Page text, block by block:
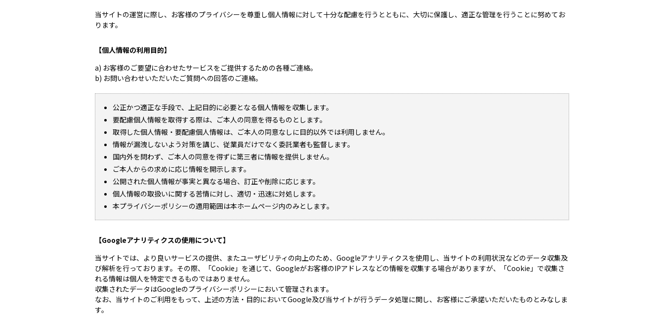
当サイトの運営に際し、お客様のプライバシーを尊重し個人情報に対して十分な配慮を行うとともに、大切に保護し、適正な管理を行うことに努めてお
ります。
【個人情報の利用目的】
a) お客様のご要望に合わせたサービスをご提供するための各種ご連絡。
b) お問い合わせいただいたご質問への回答のご連絡。
公正かつ適正な手段で、上記目的に必要となる個人情報を収集します。
要配慮個人情報を取得する際は、ご本人の同意を得るものとします。
取得した個人情報・要配慮個人情報は、ご本人の同意なしに目的以外では利用しません。
情報が漏洩しないよう対策を講じ、従業員だけでなく委託業者も監督します。
国内外を問わず、ご本人の同意を得ずに第三者に情報を提供しません。
ご本人からの求めに応じ情報を開示します。
公開された個人情報が事実と異なる場合、訂正や削除に応じます。
個人情報の取扱いに関する苦情に対し、適切・迅速に対処します。
本プライバシーポリシーの適用範囲は本ホームページ内のみとします。
【Googleアナリティクスの使用について】
当サイトでは、より良いサービスの提供、またユーザビリティの向上のため、Googleアナリティクスを使用し、当サイトの利用状況などのデータ収集及
び解析を行っております。その際、「Cookie」を通じて、Googleがお客様のIPアドレスなどの情報を収集する場合がありますが、「Cookie」で収集さ
れる情報は個人を特定できるものではありません。
収集されたデータはGoogleのプライバシーポリシーにおいて管理されます。
なお、当サイトのご利用をもって、上述の方法・目的においてGoogle及び当サイトが行うデータ処理に関し、お客様にご承諾いただいたものとみなしま
す。